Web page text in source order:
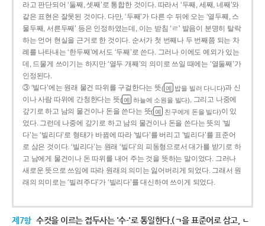
라고 판단되어 ‘둘째, 셋째’로 통합한 것이다. 따라서 ‘두째, 세째, 네째’와
같은 표현은 잘못된 것이다. 다만, ‘두째’가 다른 수 뒤에 오는 ‘열두째, 스
물두째, 서른두째’ 등은 인정하였는데, 이는 받침 ‘ㄹ’ 발음이 분명히 탈락
하는 언어 현실을 근거로 한 것이다. 순서가 첫 번째나 두 번째쯤 되는 차
례를 나타내는 ‘한두째’에서도 ‘두째’로 쓴다. 그러나 이에도 예외가 있는
데, 드물게 쓰이기는 하지만 ‘열두 개째’의 의미로 쓰일 때에는 ‘열둘째’가
인정된다.
③ ‘빌다’에는 원래 물건 따위를 구걸한다는 뜻( 예 밥을 빌러 다니다)과 신
이나 사람 따위에 간청한다는 뜻( 예 하늘에 소원을 빌다), 그리고 나중에
갚기로 하고 남의 물건이나 돈을 쓴다는 뜻( 예 친구에게 돈을 빌다)이 있
었다. 그런데 나중에 갚기로 하고 남의 물건이나 돈을 쓴다는 뜻의 ‘빌
다’는 ‘빌리다’로 형태가 바뀜에 따라 ‘빌다’를 버리고 ‘빌리다’를 표준어
로 삼은 것이다. ‘빌리다’는 원래 ‘빌다’의 피동형으로서 대가를 받기로 하
고 남에게 물건이나 돈 따위를 내어 주는 것을 뜻하는 말이었다. 그러나
새로운 뜻으로 쓰임에 따라 원래의 의미는 잃어버리게 되었다. 그래서 원
래의 의미로는 ‘빌려주다’가 ‘빌리다’를 대신하여 쓰이게 되었다.
제7항 수컷을 이르는 접두사는 '수-'로 통일한다.(ㄱ을 표준어로 삼고, ㄴ